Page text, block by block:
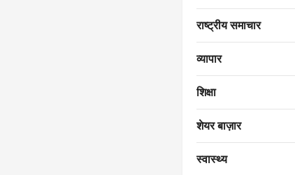
राष्ट्रीय समाचार
व्यापार
शिक्षा
शेयर बाज़ार
स्वास्थ्य